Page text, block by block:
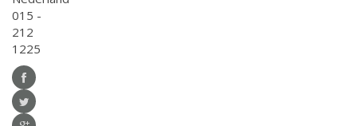
015 -
212
1225